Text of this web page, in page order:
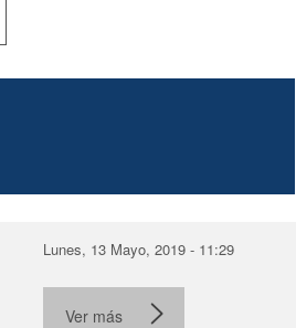
Lunes, 13 Mayo, 2019 - 11:29
Ver más